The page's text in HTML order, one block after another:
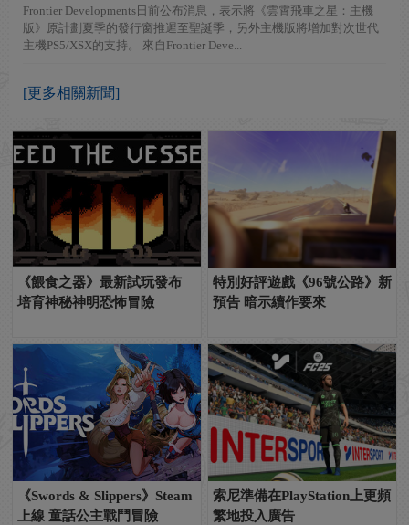
Frontier Developments日前公布消息，表示將《雲霄飛車之星：主機
版》原計劃夏季的發行窗推遲至聖誕季，另外主機版將增加對次世代
主機PS5/XSX的支持。 來自Frontier Deve...
[更多相關新聞]
《餵食之器》最新試玩發布
培育神秘神明恐怖冒險
特別好評遊戲《96號公路》新
預告 暗示續作要來
《Swords & Slippers》Steam
上線 童話公主戰鬥冒險
索尼準備在PlayStation上更頻
繁地投入廣告